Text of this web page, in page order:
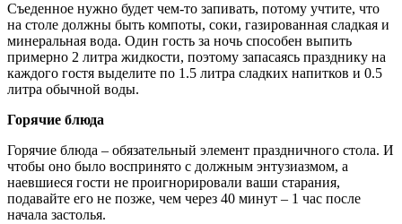
Съеденное нужно будет чем-то запивать, потому учтите, что
на столе должны быть компоты, соки, газированная сладкая и
минеральная вода. Один гость за ночь способен выпить
примерно 2 литра жидкости, поэтому запасаясь празднику на
каждого гостя выделите по 1.5 литра сладких напитков и 0.5
литра обычной воды.
Горячие блюда
Горячие блюда – обязательный элемент праздничного стола. И
чтобы оно было воспринято с должным энтузиазмом, а
наевшиеся гости не проигнорировали ваши старания,
подавайте его не позже, чем через 40 минут – 1 час после
начала застолья.